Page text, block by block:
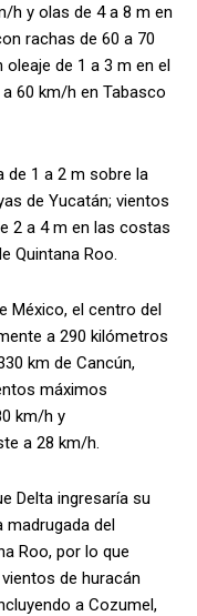
h y olas de 4 a 8 m en
rachas de 60 a 70
de 1 a 3 m en el
60 km/h en Tabasco
de 1 a 2 m sobre la
de Yucatán; vientos
2 a 4 m en las costas
Quintana Roo.
México, el centro del
a 290 kilómetros
km de Cancún,
máximos
km/h y
a 28 km/h.
Delta ingresaría su
del
Roo, por lo que
de huracán
a Cozumel,